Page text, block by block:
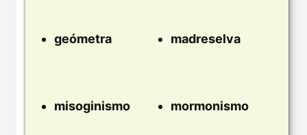
geómetra madreselva
misoginismo mormonismo